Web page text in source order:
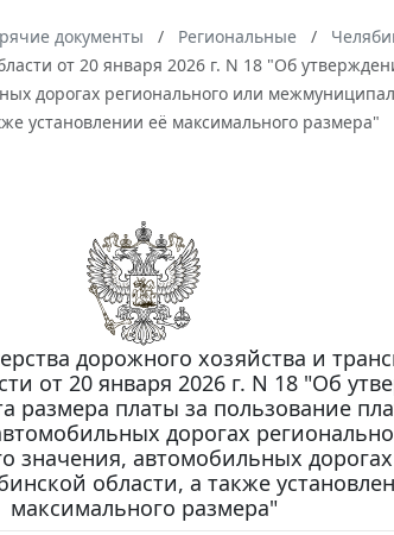
документы Региональные
от 20 января 2026 г. N 18 "Об
дорогах регионального или
установлении её максимального размера"
дорожного хозяйства и
от 20 января 2026 г. N 18 "Об
размера платы за пользование
дорогах
значения, автомобильных
области, а также
максимального размера"